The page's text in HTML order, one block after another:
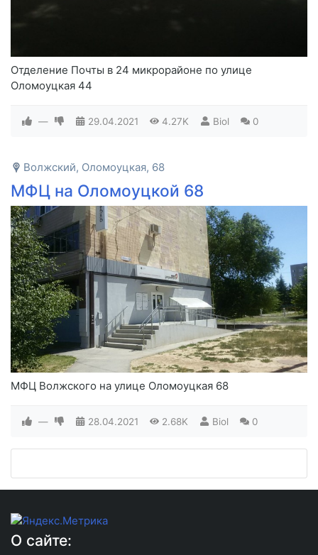
Отделение Почты в 24 микрорайоне по улице
Оломоуцкая 44
— 29.04.2021 4.27K Biol 0
Волжский, Оломоуцкая, 68
МФЦ на Оломоуцкой 68
МФЦ Волжского на улице Оломоуцкая 68
— 28.04.2021 2.68K Biol 0
О сайте: